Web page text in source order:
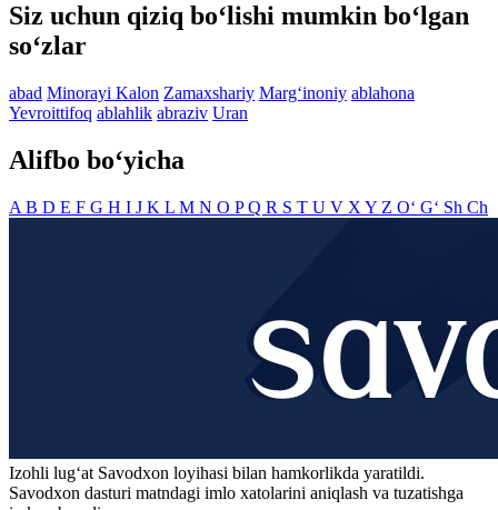
Siz uchun qiziq bo‘lishi mumkin bo‘lgan
so‘zlar
abad Minorayi Kalon Zamaxshariy Marg‘inoniy ablahona
Yevroittifoq ablahlik abraziv Uran
Alifbo bo‘yicha
A B D E F G H I J K L M N O PQ R S T U V X Y Z O‘ G‘ Sh Ch
Izohli lugʻat Savodxon loyihasi bilan hamkorlikda yaratildi.
Savodxon dasturi matndagi imlo xatolarini aniqlash va tuzatishga